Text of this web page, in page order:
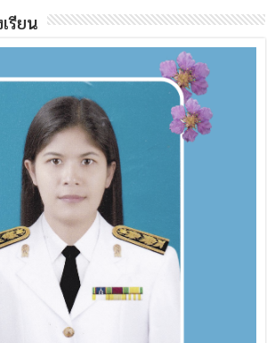
รียน